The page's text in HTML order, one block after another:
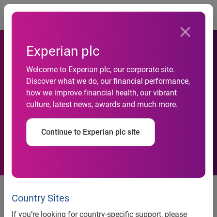
Experian plc
Welcome to Experian plc, our corporate site.
Discover what we do, our financial performance,
how we improve financial health, our vibrant
culture, latest news, awards and much more.
Continue to Experian plc site
Country Sites
If you’re looking for country-specific support, please
Atividade do comércio fica
estável em setembro, aponta
Serasa Experian
Crédito mantém impulso ao
varejo de bens duráveis